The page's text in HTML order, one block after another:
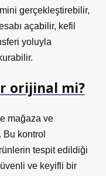
gerçekleştirebilir,
açabilir, kefil
yoluyla
orijinal mi?
mağaza ve
Bu kontrol
tespit edildiği
ve keyifli bir